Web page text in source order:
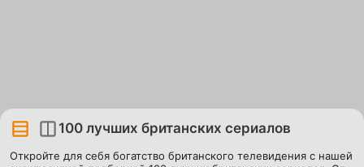
100 лучших британских сериалов
Откройте для себя богатство британского телевидения с нашей